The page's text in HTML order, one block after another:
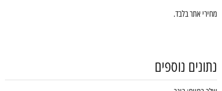
מחירי אתר בלבד.
נתונים נוספים